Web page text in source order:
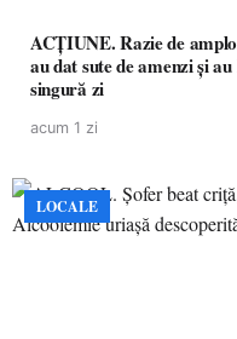
ACȚIUNE. Razie de
au dat sute de amenzi și
singură zi
acum 1 zi
LOCALE